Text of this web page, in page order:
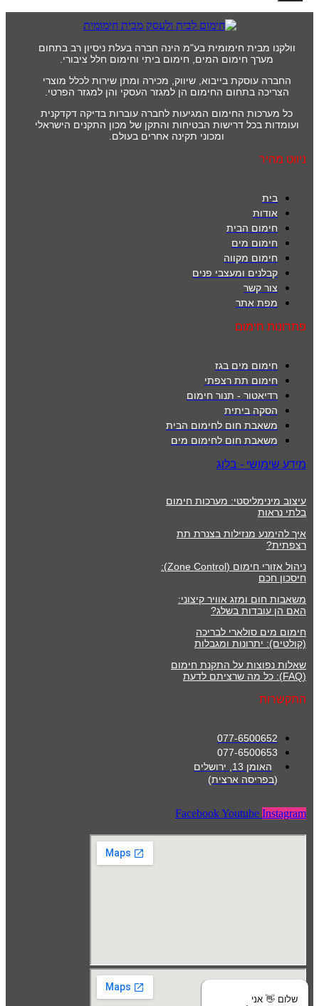
וולקנו מבית חימומית בע"מ הינה חברה בעלת ניסיון רב בתחום
מערך חימום המים, חימום ביתי וחימום חלל ציבורי.
החברה עוסקת בייבוא, שיווק, מכירה ומתן שירות לכלל מוצרי
הצריכה בתחום החימום הן למגזר העסקי והן למגזר הפרטי.
כל מערכות החימום המגיעות לחברה עוברות בדיקה דקדקנית
ועומדות בכל דרישות הבטיחות והתקן של מכון התקנים הישראלי
ומכוני תקינה אחרים בעולם.
ניווט מהיר
בית
אודות
חימום הבית
חימום מים
חימום מקווה
קבלנים ומעצבי פנים
צור קשר
מפת אתר
פתרונות חימום
חימום מים בגז
חימום תת רצפתי
רדיאטור - תנור חימום
הסקה ביתית
משאבת חום לחימום הבית
משאבת חום לחימום מים
מידע שימושי - בלוג
עיצוב מינימליסטי: מערכות חימום
בלתי נראות
איך להימנע מנזילות בצנרת תת
רצפתית?
ניהול אזורי חימום (Zone Control):
חיסכון חכם
משאבות חום ומזג אוויר קיצוני:
האם הן עובדות בשלג?
חימום מים סולארי לבריכה
(קולטים): יתרונות ומגבלות
שאלות נפוצות על התקנת חימום
(FAQ): כל מה שרציתם לדעת
התקשרות
077-6500652
077-6500653
האומן 13, ירושלים
(בפריסה ארצית)
FacebookYoutube Instagram
שלום 👋 אני